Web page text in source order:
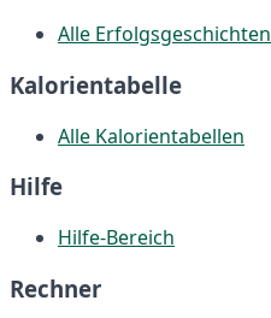
Alle Erfolgsgeschichten
Kalorientabelle
Alle Kalorientabellen
Hilfe
Hilfe-Bereich
Rechner